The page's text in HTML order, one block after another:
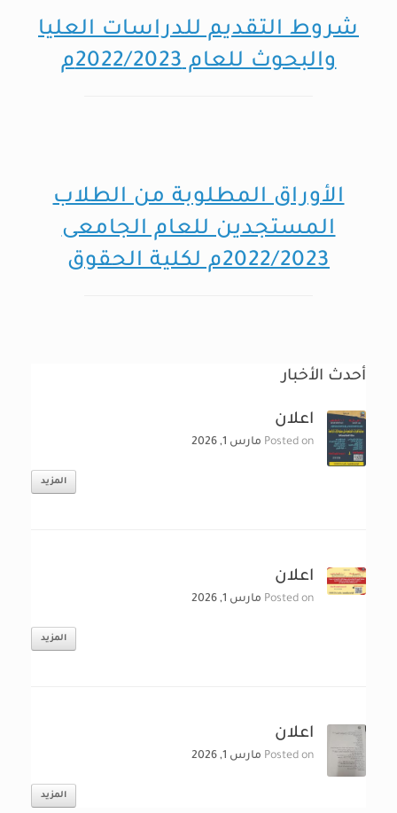
شروط التقديم للدراسات العليا
والبحوث للعام 2022/2023م
الأوراق المطلوبة من الطلاب
المستجدين للعام الجامعى
2022/2023م لكلية الحقوق
أحدث الأخبار
اعلان
Posted on مارس 1, 2026
المزيد
اعلان
Posted on مارس 1, 2026
المزيد
اعلان
Posted on مارس 1, 2026
المزيد